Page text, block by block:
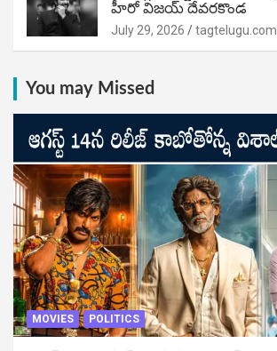
హీరో విజయ్ దేవరకొండ
July 29, 2026 tagtelugu.com
You may Missed
MOVIES POLITICS